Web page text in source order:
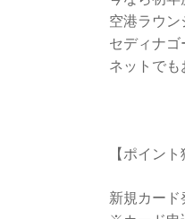
空港ラウ
セディナ
ネットで
【ポイント
新規カー